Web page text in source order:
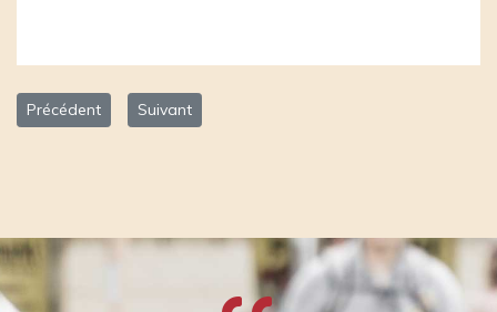
Article précédent : Métiers d'Art Genève (MAG)
Précédent Article suivant : Label Genève
Suivant